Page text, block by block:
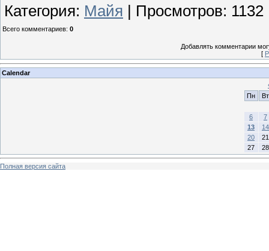
Категория: Майя Просмотров:
Всего комментариев: 0
Добавлять комментарии
[
Calendar
Пн
Вт
6
7
13
14
20
21
27
28
Полная версия сайта